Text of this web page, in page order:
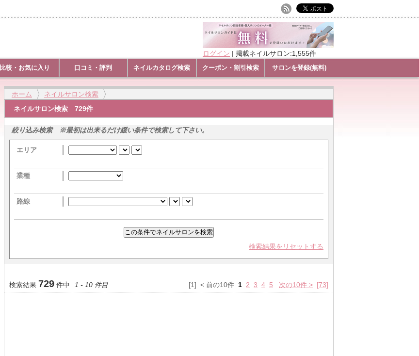
比較・お気に入り 口コミ・評判 ネイルカタログ検索 クーポン・割引検索 サロンを登録(無料)
ログイン | 掲載ネイルサロン:1,555件
ホーム
ネイルサロン検索
ネイルサロン検索 729件
絞り込み検索 ※最初は出来るだけ緩い条件で検索して下さい。
エリア
業種
路線
検索結果をリセットする
検索結果 729 件中 1 - 10 件目 [1] < 前の10件 1 2 3 4 5 次の10件 > [73]